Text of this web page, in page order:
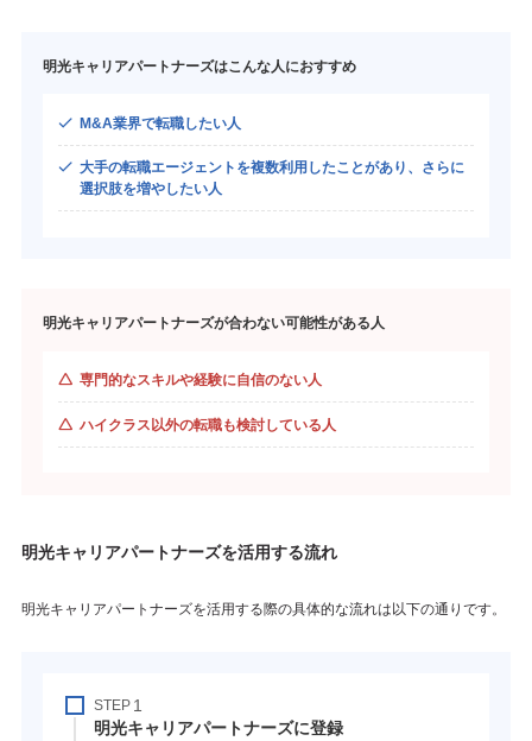
明光キャリアパートナーズはこんな人におすすめ
M&A業界で転職したい人
大手の転職エージェントを複数利用したことがあり、さらに
選択肢を増やしたい人
明光キャリアパートナーズが合わない可能性がある人
専門的なスキルや経験に自信のない人
ハイクラス以外の転職も検討している人
明光キャリアパートナーズを活用する流れ
明光キャリアパートナーズを活用する際の具体的な流れは以下の通りです。
STEP
明光キャリアパートナーズに登録